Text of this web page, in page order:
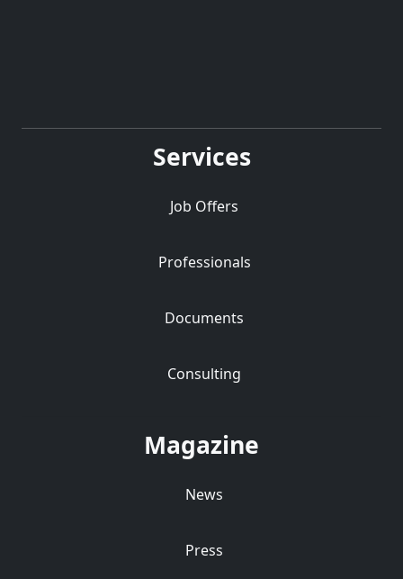
Services
Job Offers
Professionals
Documents
Consulting
Magazine
News
Press